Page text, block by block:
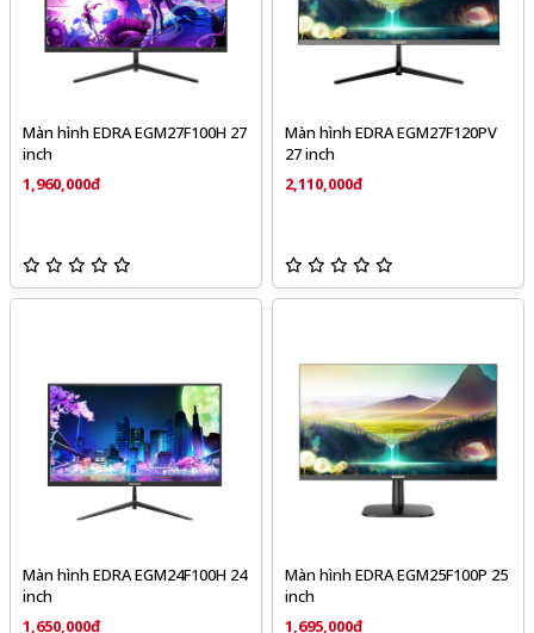
Màn hình EDRA EGM27F100H 27
inch
1,960,000đ
Màn hình EDRA EGM27F120PV
27 inch
2,110,000đ
Màn hình EDRA EGM24F100H 24
inch
1,650,000đ
Màn hình EDRA EGM25F100P 25
inch
1,695,000đ